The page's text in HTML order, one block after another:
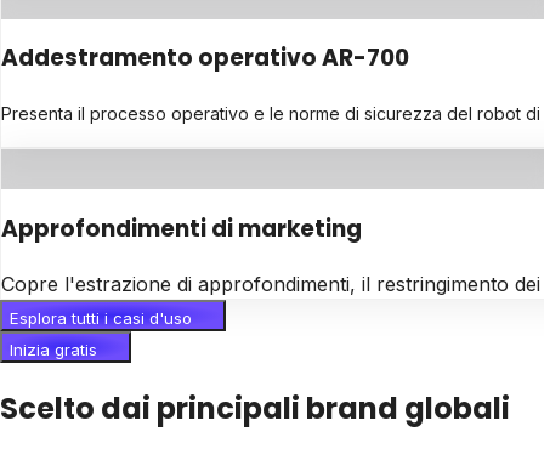
Addestramento operativo AR-700
Presenta il processo operativo e le norme di sicurezza del robot
Approfondimenti di marketing
Copre l'estrazione di approfondimenti, il restringimento
Esplora tutti i casi d'uso
Inizia gratis
Scelto dai principali brand globali